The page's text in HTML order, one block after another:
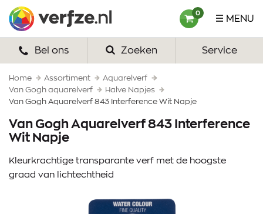
naar
content
MENU
0
HOME
VERF
VERFSETS
TEKENEN
VERFSPULLEN
Bel ons Zoeken Service
Home Assortiment
Aquarelverf
Van Gogh aquarelverf
Halve Napjes
Van Gogh Aquarelverf 843 Interference Wit Napje
Van Gogh Aquarelverf 843 Interference
Wit Napje
Kleurkrachtige transparante verf met de hoogste
graad van lichtechtheid